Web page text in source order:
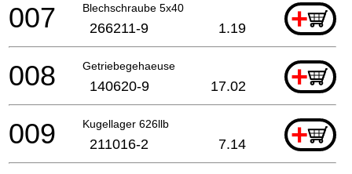
Blechschraube 5x40 +
007 266211-9 1.19
Getriebegehaeuse +
008 140620-9 17.02
Kugellager 626llb +
009 211016-2 7.14